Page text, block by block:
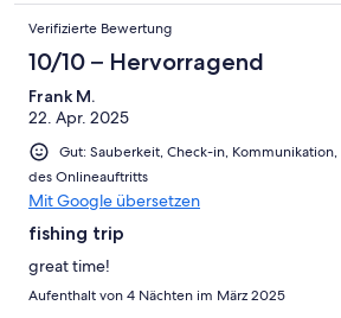
Verifizierte Bewertung
10/10 – Hervorragend
Frank M.
22. Apr. 2025
Gut: Sauberkeit, Check-in,
des Onlineauftritts
Mit Google übersetzen
fishing trip
great time!
Aufenthalt von 4 Nächten im März 2025